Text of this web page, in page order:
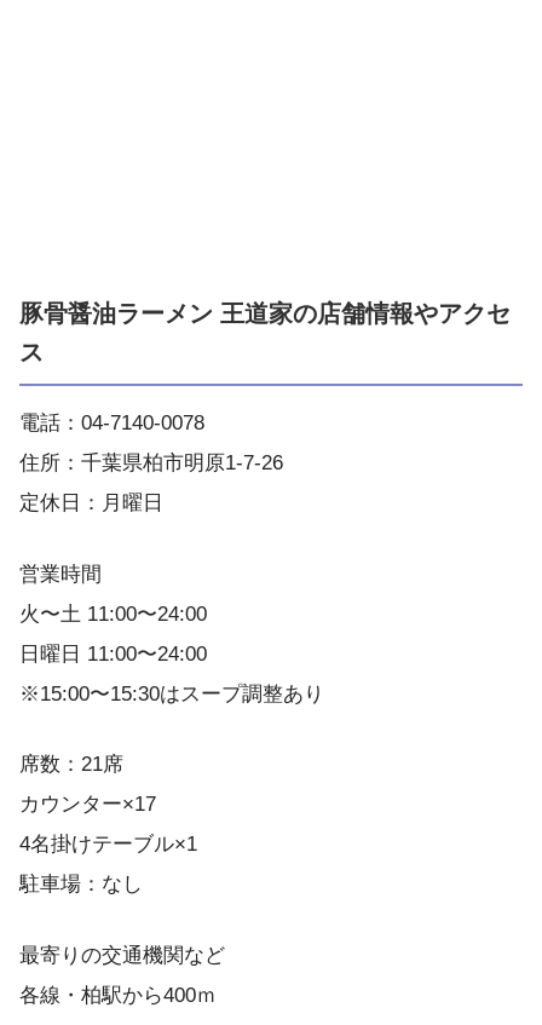
豚骨醤油ラーメン 王道家の店舗情報やアクセ
ス
電話：04-7140-0078
住所：千葉県柏市明原1-7-26
定休日：月曜日
営業時間
火〜土 11:00〜24:00
日曜日 11:00〜24:00
※15:00〜15:30はスープ調整あり
席数：21席
カウンター×17
4名掛けテーブル×1
駐車場：なし
最寄りの交通機関など
各線・柏駅から400ｍ